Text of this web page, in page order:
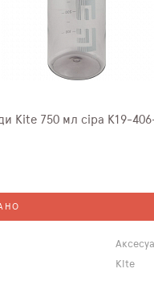
Kite 750 мл сіра K19-
Kite